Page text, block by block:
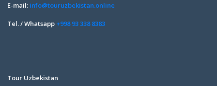
E-mail: info@touruzbekistan.online
Tel. / Whatsapp +998 93 338 8383
Tour Uzbekistan